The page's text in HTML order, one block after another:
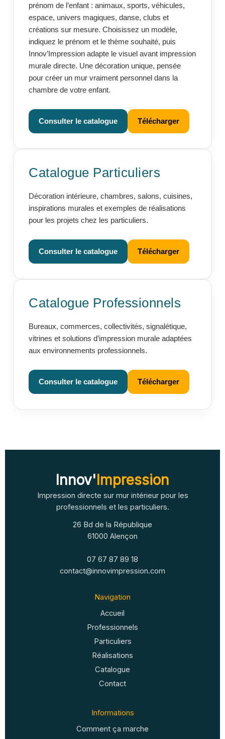
prénom de l’enfant : animaux, sports, véhicules,
espace, univers magiques, danse, clubs et
créations sur mesure. Choisissez un modèle,
indiquez le prénom et le thème souhaité, puis
Innov’Impression adapte le visuel avant impression
murale directe. Une décoration unique, pensée
pour créer un mur vraiment personnel dans la
chambre de votre enfant.
Consulter le catalogue Télécharger
Catalogue Particuliers
Décoration intérieure, chambres, salons, cuisines,
inspirations murales et exemples de réalisations
pour les projets chez les particuliers.
Consulter le catalogue Télécharger
Catalogue Professionnels
Bureaux, commerces, collectivités, signalétique,
vitrines et solutions d’impression murale adaptées
aux environnements professionnels.
Consulter le catalogue Télécharger
Innov' Impression
Impression directe sur mur intérieur pour les
professionnels et les particuliers.
26 Bd de la République
61000 Alençon
07 67 87 89 18
contact@innovimpression.com
Navigation
Accueil
Professionnels
Particuliers
Réalisations
Catalogue
Contact
Informations
Comment ça marche